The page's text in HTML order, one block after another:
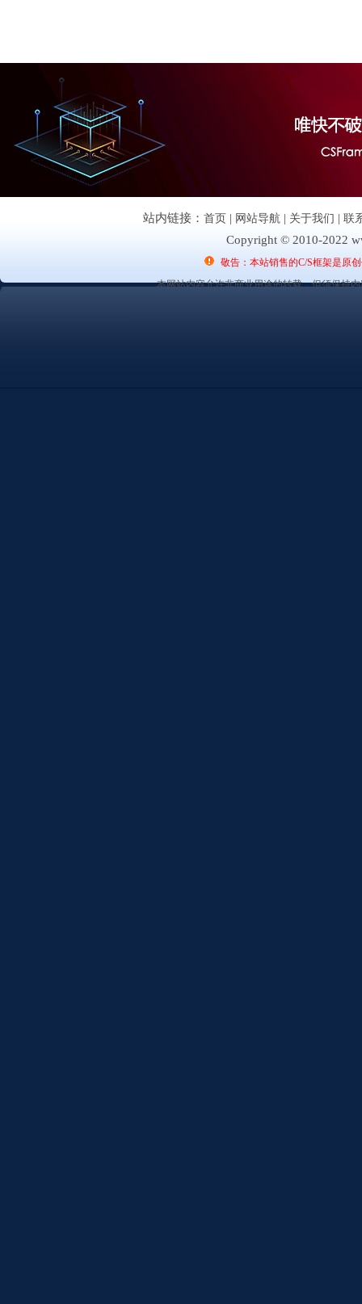
站内链接： 首页 | 网站导航 | 关于我们 | 联
Copyright © 2010-2022
敬告：本站销售的C/S框架是原
本网站内容允许非商业用途的转载，但须保持